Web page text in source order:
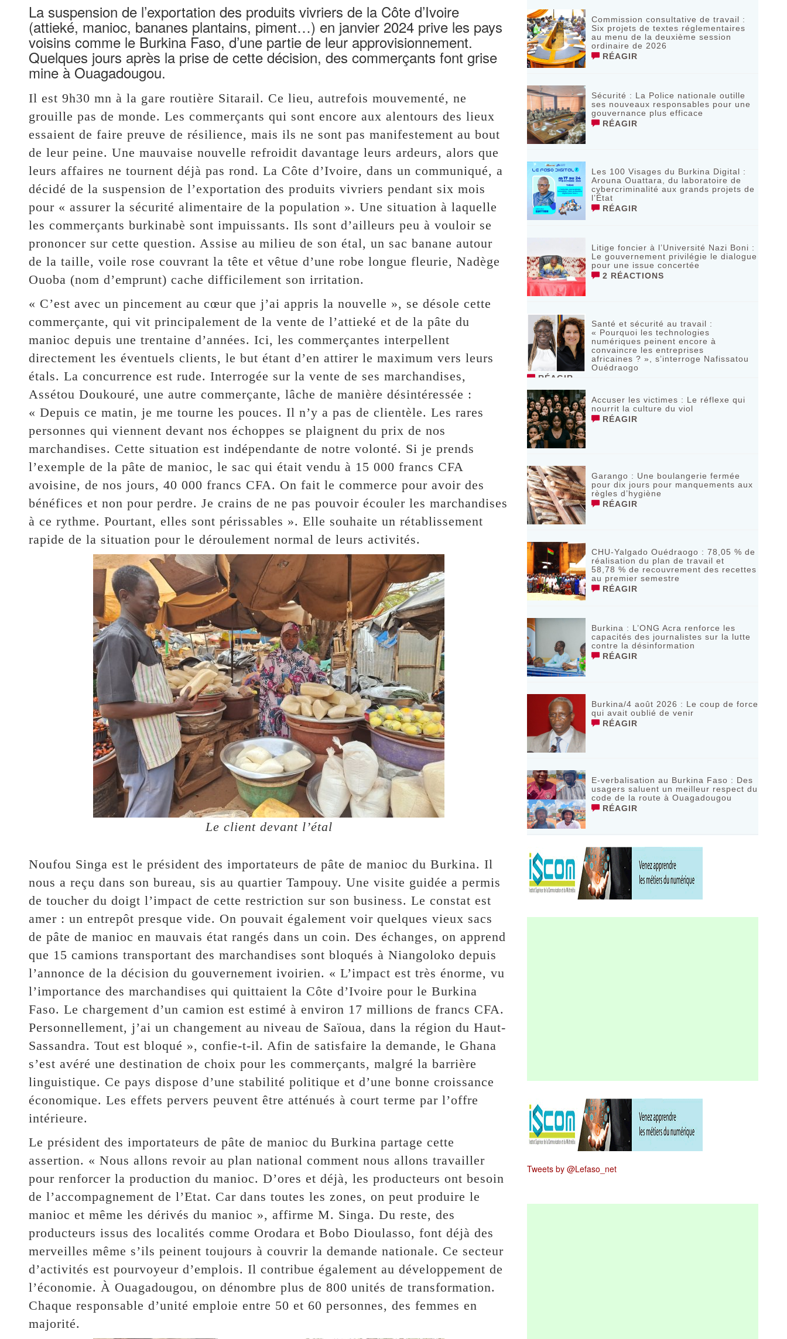
La suspension de l’exportation des produits vivriers de la Côte d’Ivoire
(attieké, manioc, bananes plantains, piment…) en janvier 2024 prive les pays
voisins comme le Burkina Faso, d’une partie de leur approvisionnement.
Quelques jours après la prise de cette décision, des commerçants font grise
mine à Ouagadougou.
Il est 9h30 mn à la gare routière Sitarail. Ce lieu, autrefois mouvementé, ne
grouille pas de monde. Les commerçants qui sont encore aux alentours des lieux
essaient de faire preuve de résilience, mais ils ne sont pas manifestement au bout
de leur peine. Une mauvaise nouvelle refroidit davantage leurs ardeurs, alors que
leurs affaires ne tournent déjà pas rond. La Côte d’Ivoire, dans un communiqué, a
décidé de la suspension de l’exportation des produits vivriers pendant six mois
pour « assurer la sécurité alimentaire de la population ». Une situation à laquelle
les commerçants burkinabè sont impuissants. Ils sont d’ailleurs peu à vouloir se
prononcer sur cette question. Assise au milieu de son étal, un sac banane autour
de la taille, voile rose couvrant la tête et vêtue d’une robe longue fleurie, Nadège
Ouoba (nom d’emprunt) cache difficilement son irritation.
« C’est avec un pincement au cœur que j’ai appris la nouvelle », se désole cette
commerçante, qui vit principalement de la vente de l’attieké et de la pâte du
manioc depuis une trentaine d’années. Ici, les commerçantes interpellent
directement les éventuels clients, le but étant d’en attirer le maximum vers leurs
étals. La concurrence est rude. Interrogée sur la vente de ses marchandises,
Assétou Doukouré, une autre commerçante, lâche de manière désintéressée :
« Depuis ce matin, je me tourne les pouces. Il n’y a pas de clientèle. Les rares
personnes qui viennent devant nos échoppes se plaignent du prix de nos
marchandises. Cette situation est indépendante de notre volonté. Si je prends
l’exemple de la pâte de manioc, le sac qui était vendu à 15 000 francs CFA
avoisine, de nos jours, 40 000 francs CFA. On fait le commerce pour avoir des
bénéfices et non pour perdre. Je crains de ne pas pouvoir écouler les marchandises
à ce rythme. Pourtant, elles sont périssables ». Elle souhaite un rétablissement
rapide de la situation pour le déroulement normal de leurs activités.
Le client devant l’étal
Noufou Singa est le président des importateurs de pâte de manioc du Burkina. Il
nous a reçu dans son bureau, sis au quartier Tampouy. Une visite guidée a permis
de toucher du doigt l’impact de cette restriction sur son business. Le constat est
amer : un entrepôt presque vide. On pouvait également voir quelques vieux sacs
de pâte de manioc en mauvais état rangés dans un coin. Des échanges, on apprend
que 15 camions transportant des marchandises sont bloqués à Niangoloko depuis
l’annonce de la décision du gouvernement ivoirien. « L’impact est très énorme, vu
l’importance des marchandises qui quittaient la Côte d’Ivoire pour le Burkina
Faso. Le chargement d’un camion est estimé à environ 17 millions de francs CFA.
Personnellement, j’ai un changement au niveau de Saïoua, dans la région du Haut-
Sassandra. Tout est bloqué », confie-t-il. Afin de satisfaire la demande, le Ghana
s’est avéré une destination de choix pour les commerçants, malgré la barrière
linguistique. Ce pays dispose d’une stabilité politique et d’une bonne croissance
économique. Les effets pervers peuvent être atténués à court terme par l’offre
intérieure.
Le président des importateurs de pâte de manioc du Burkina partage cette
assertion. « Nous allons revoir au plan national comment nous allons travailler
pour renforcer la production du manioc. D’ores et déjà, les producteurs ont besoin
de l’accompagnement de l’Etat. Car dans toutes les zones, on peut produire le
manioc et même les dérivés du manioc », affirme M. Singa. Du reste, des
producteurs issus des localités comme Orodara et Bobo Dioulasso, font déjà des
merveilles même s’ils peinent toujours à couvrir la demande nationale. Ce secteur
d’activités est pourvoyeur d’emplois. Il contribue également au développement de
l’économie. À Ouagadougou, on dénombre plus de 800 unités de transformation.
Chaque responsable d’unité emploie entre 50 et 60 personnes, des femmes en
majorité.
Commission consultative de travail :
Six projets de textes réglementaires
au menu de la deuxième session
ordinaire de 2026
RÉAGIR
Sécurité : La Police nationale outille
ses nouveaux responsables pour une
gouvernance plus efficace
RÉAGIR
Les 100 Visages du Burkina Digital :
Arouna Ouattara, du laboratoire de
cybercriminalité aux grands projets de
l’État
RÉAGIR
Litige foncier à l’Université Nazi Boni :
Le gouvernement privilégie le dialogue
pour une issue concertée
2 RÉACTIONS
Santé et sécurité au travail :
« Pourquoi les technologies
numériques peinent encore à
convaincre les entreprises
africaines ? », s’interroge Nafissatou
Ouédraogo
RÉAGIR
Accuser les victimes : Le réflexe qui
nourrit la culture du viol
RÉAGIR
Garango : Une boulangerie fermée
pour dix jours pour manquements aux
règles d’hygiène
RÉAGIR
CHU-Yalgado Ouédraogo : 78,05 % de
réalisation du plan de travail et
58,78 % de recouvrement des recettes
au premier semestre
RÉAGIR
Burkina : L’ONG Acra renforce les
capacités des journalistes sur la lutte
contre la désinformation
RÉAGIR
Burkina/4 août 2026 : Le coup de force
qui avait oublié de venir
RÉAGIR
E-verbalisation au Burkina Faso : Des
usagers saluent un meilleur respect du
code de la route à Ouagadougou
RÉAGIR
Tweets by @Lefaso_net